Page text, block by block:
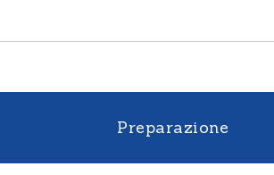
Preparazione